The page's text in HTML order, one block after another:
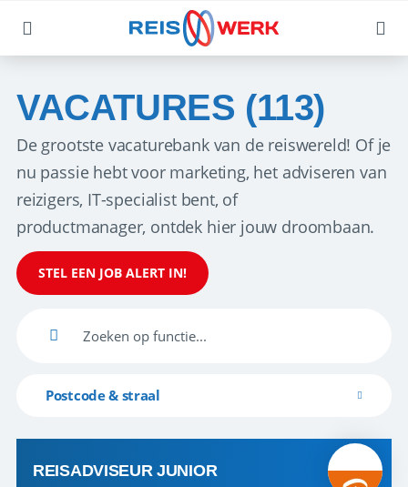
VACATURES (113)
De grootste vacaturebank van de reiswereld! Of je
nu passie hebt voor marketing, het adviseren van
reizigers, IT-specialist bent, of
productmanager, ontdek hier jouw droombaan.
STEL EEN JOB ALERT IN!
Postcode & straal
REISADVISEUR JUNIOR